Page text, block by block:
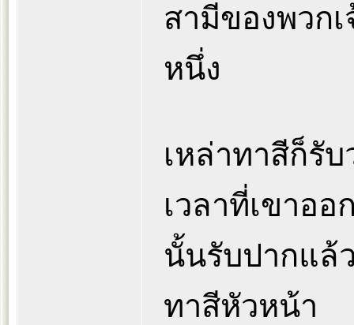
สามีของพวก
หนึ่ง
เหล่าทาสีก็รั
เวลาที่เขาออ
นั้นรับปากแล้
ทาสีหัวหน้า